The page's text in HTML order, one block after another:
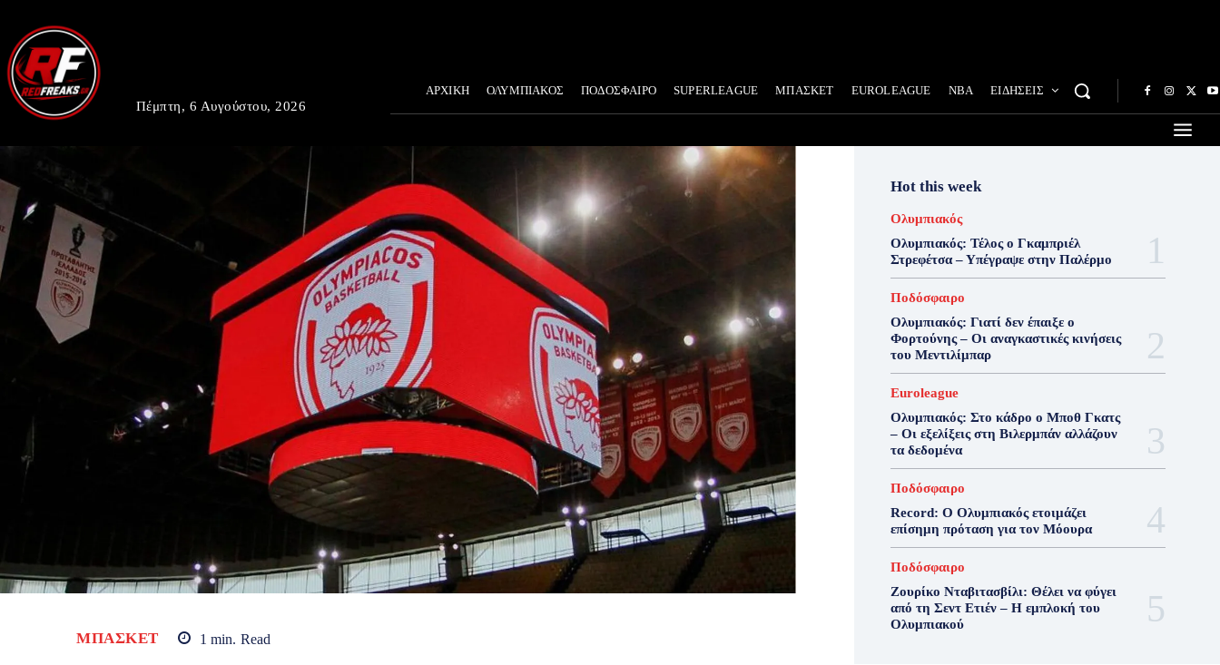
Πέμπτη, 6 Αυγούστου, 2026
ΑΡΧΙΚΗ ΟΛΥΜΠΙΑΚΟΣ ΠΟΔΟΣΦΑΙΡΟ SUPERLEAGUE ΜΠΑΣΚΕΤ EUROLEAGUE NBA ΕΙΔΗΣΕΙΣ
ΜΠΆΣΚΕΤ 1 min. Read
Hot this week
Ολυμπιακός
Ολυμπιακός: Τέλος ο Γκαμπριέλ
Στρεφέτσα – Υπέγραψε στην Παλέρμο
Ποδόσφαιρο
Ολυμπιακός: Γιατί δεν έπαιξε ο
Φορτούνης – Οι αναγκαστικές κινήσεις
του Μεντιλίμπαρ
Euroleague
Ολυμπιακός: Στο κάδρο ο Μποθ Γκατς
– Οι εξελίξεις στη Βιλερμπάν αλλάζουν
τα δεδομένα
Ποδόσφαιρο
Record: Ο Ολυμπιακός ετοιμάζει
επίσημη πρόταση για τον Μόουρα
Ποδόσφαιρο
Ζουρίκο Νταβιτασβίλι: Θέλει να φύγει
από τη Σεντ Ετιέν – Η εμπλοκή του
Ολυμπιακού